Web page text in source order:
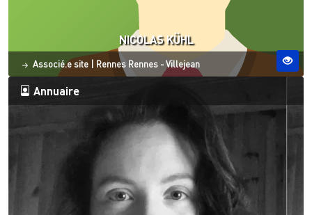
NICOLAS KÜHL
Statut
Associé.e site Site ESO
Rennes Rennes - Villejean
Annuaire